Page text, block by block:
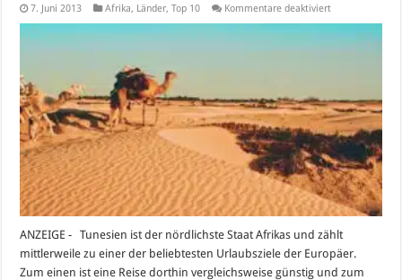
7. Juni 2013 Afrika, Länder,Top 10 Kommentare deaktiviertfür
TOP
ANZEIGE - Tunesien ist der nördlichste Staat Afrikas und zählt
mittlerweile zu einer der beliebtesten Urlaubsziele der Europäer.
Zum einen ist eine Reise dorthin vergleichsweise günstig und zum